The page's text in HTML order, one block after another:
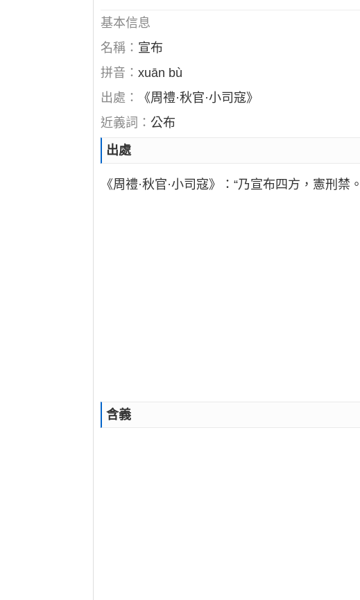
基本信息
名稱： 宣布
拼音：xuān bù
出處：
《周禮·秋官·小司寇》
近義詞： 公布
出處
《周禮·秋官·小司寇》：“乃宣布四方，憲刑禁
含義